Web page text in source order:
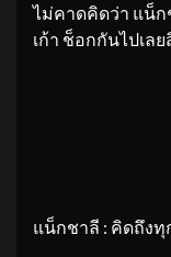
ไม่คาดคิดว่า แน็ก
เก้า ช็อกกันไปเลย
แน็กชาลี : คิดถึง